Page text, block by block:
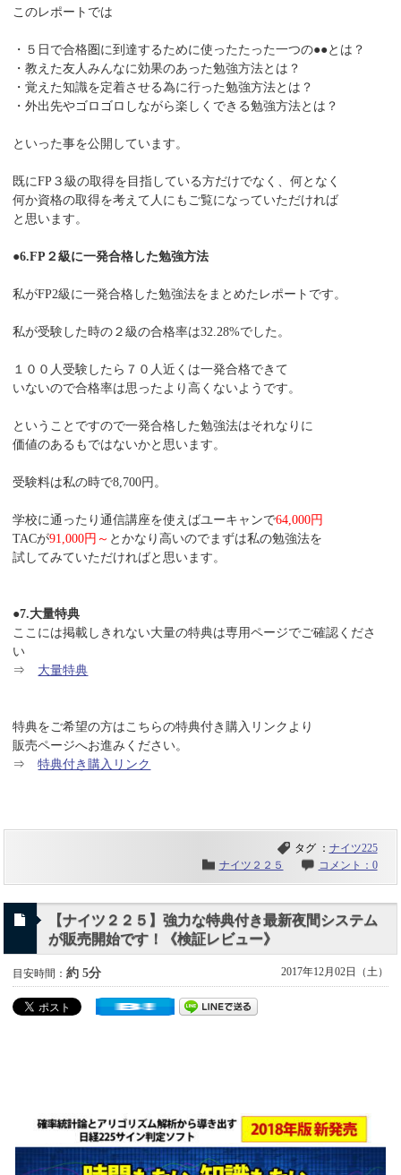
このレポートでは
・５日で合格圏に到達するために使ったたった一つの●●とは？
・教えた友人みんなに効果のあった勉強方法とは？
・覚えた知識を定着させる為に行った勉強方法とは？
・外出先やゴロゴロしながら楽しくできる勉強方法とは？
といった事を公開しています。
既にFP３級の取得を目指している方だけでなく、何となく
何か資格の取得を考えて人にもご覧になっていただければ
と思います。
●6.FP２級に一発合格した勉強方法
私がFP2級に一発合格した勉強法をまとめたレポートです。
私が受験した時の２級の合格率は32.28%でした。
１００人受験したら７０人近くは一発合格できて
いないので合格率は思ったより高くないようです。
ということですので一発合格した勉強法はそれなりに
価値のあるもではないかと思います。
受験料は私の時で8,700円。
学校に通ったり通信講座を使えばユーキャンで64,000円
TACが91,000円～ とかなり高いのでまずは私の勉強法を
試してみていただければと思います。
●7.大量特典
ここには掲載しきれない大量の特典は専用ページでご確認くださ
い
⇒ 大量特典
特典をご希望の方はこちらの特典付き購入リンクより
販売ページへお進みください。
⇒特典付き購入リンク
タグ ： ナイツ225
ナイツ２２５
コメント：0
【ナイツ２２５】強力な特典付き最新夜間システム
が販売開始です！《検証レビュー》
目安時間：約 5分 2017年12月02日（土）